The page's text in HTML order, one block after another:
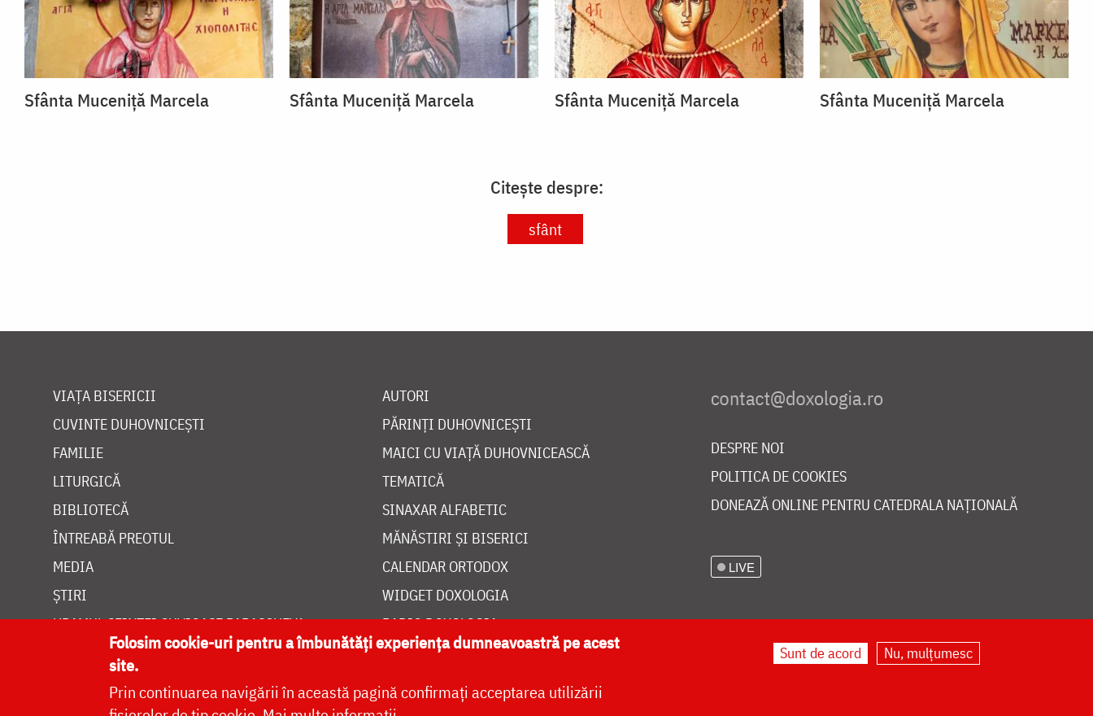
Sfânta Muceniță Marcela Sfânta Muceniță Marcela Sfânta Muceniță Marcela Sfânta Muceniță Marcela
Citește despre:
sfânt
VIAȚA BISERICII
CUVINTE DUHOVNICEȘTI
FAMILIE
LITURGICĂ
BIBLIOTECĂ
ÎNTREABĂ PREOTUL
MEDIA
ȘTIRI
HRAMUL SFINTEI CUVIOASE PARASCHEVA
AUTORI
PĂRINȚI DUHOVNICEȘTI
MAICI CU VIAȚĂ DUHOVNICEASCĂ
TEMATICĂ
SINAXAR ALFABETIC
MĂNĂSTIRI ȘI BISERICI
CALENDAR ORTODOX
WIDGET DOXOLOGIA
RADIO DOXOLOGIA
DESPRE NOI
POLITICA DE COOKIES
DONEAZĂ ONLINE PENTRU CATEDRALA NAȚIONALĂ
LIVE
Folosim cookie-uri pentru a îmbunătăți experiența dumneavoastră pe acest
site.
Prin continuarea navigării în această pagină confirmați acceptarea utilizării
Sunt de acord Nu, mulțumesc